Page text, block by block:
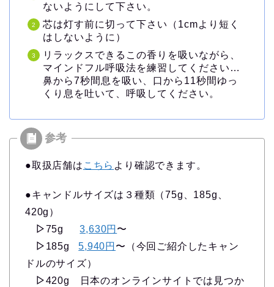
ないようにして下さい。
芯は灯す前に切って下さい（1cmより短く
はしないように）
リラックスできるこの香りを吸いながら、
マインドフル呼吸法を練習してください…
鼻から7秒間息を吸い、口から11秒間ゆっ
くり息を吐いて、呼吸してください。
●取扱店舗は こちら より確認できます。
●キャンドルサイズは３種類（75g、185g、
420g）
▷75g3,630円 〜
▷ 185g5,940円 〜（今回ご紹介したキャン
ドルのサイズ）
▷420g 日本のオンラインサイトでは見つか